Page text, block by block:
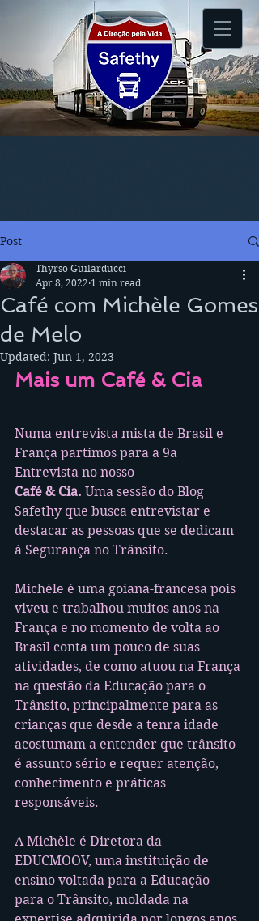
Post
Café com Michèle Gomes
de Melo
Thyrso Guilarducci
Apr 8, 2022 1 min read
Updated: Jun 1, 2023
Mais um Café & Cia
Numa entrevista mista de Brasil e
França partimos para a 9a
Entrevista no nosso
Café & Cia. Uma sessão do Blog
Safethy que busca entrevistar e
destacar as pessoas que se dedicam
à Segurança no Trânsito.
Michèle é uma goiana-francesa pois
viveu e trabalhou muitos anos na
França e no momento de volta ao
Brasil conta um pouco de suas
atividades, de como atuou na França
na questão da Educação para o
Trânsito, principalmente para as
crianças que desde a tenra idade
acostumam a entender que trânsito
é assunto sério e requer atenção,
conhecimento e práticas
responsáveis.
A Michèle é Diretora da
EDUCMOOV, uma instituição de
ensino voltada para a Educação
para o Trânsito, moldada na